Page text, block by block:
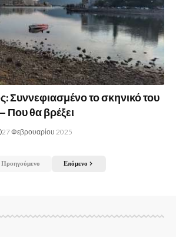
Συννεφιασμένο το σκηνικό του
Που θα βρέξει
27 Φεβρουαρίου 2025
Προηγούμενο Επόμενο